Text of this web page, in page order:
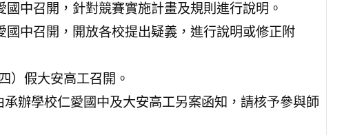
中召開，針對競賽實施計畫及規則進行說明。
中召開，開放各校提出疑義，進行說明或修正附
）假大安高工召開。
辦學校仁愛國中及大安高工另案函知，請核予參與師